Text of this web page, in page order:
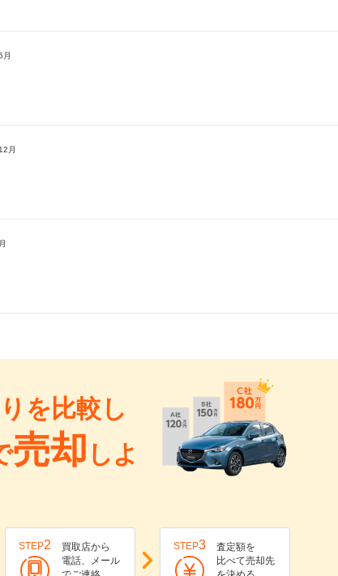
月
月
を比較し
売却 しよ
STEP2
買取店から
電話、メール
STEP3
査定額を
比べて売却先